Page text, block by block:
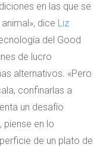
en las que se
dice Liz
del Good
de lucro
alternativos. «Pero
confinarlas a
un desafío
piense en lo
de un plato de